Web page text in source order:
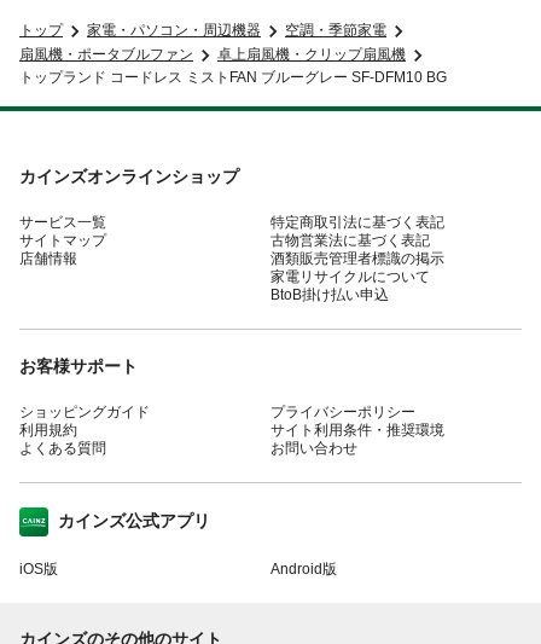
トップ 家電・パソコン・周辺機器
空調・季節家電
扇風機・ポータブルファン
卓上扇風機・クリップ扇風機
トップランド コードレス ミストFAN ブルーグレー SF-DFM10 BG
カインズオンラインショップ
サービス一覧
サイトマップ
店舗情報
特定商取引法に基づく表記
古物営業法に基づく表記
酒類販売管理者標識の掲示
家電リサイクルについて
BtoB掛け払い申込
お客様サポート
ショッピングガイド
利用規約
よくある質問
プライバシーポリシー
サイト利用条件・推奨環境
お問い合わせ
カインズ公式アプリ
iOS版 Android版
カインズのその他のサイト